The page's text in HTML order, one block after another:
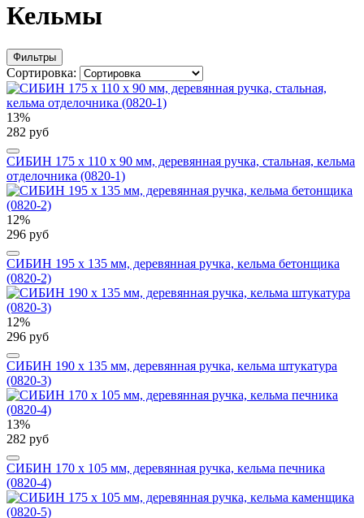
Кельмы
Фильтры
Сортировка:
13%
282 руб
СИБИН 175 х 110 х 90 мм, деревянная ручка, стальная, кельма
отделочника (0820-1)
12%
296 руб
СИБИН 195 х 135 мм, деревянная ручка, кельма бетонщика
(0820-2)
12%
296 руб
СИБИН 190 х 135 мм, деревянная ручка, кельма штукатура
(0820-3)
13%
282 руб
СИБИН 170 х 105 мм, деревянная ручка, кельма печника
(0820-4)